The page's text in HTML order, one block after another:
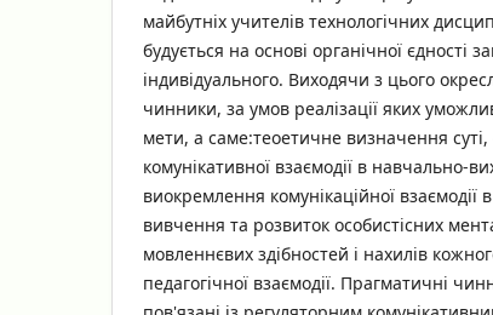
майбутніх учителів технологічних
будується на основі органічної єдності
індивідуального. Виходячи з цього
чинники, за умов реалізації яких
мети, а саме:теоетичне визначення суті,
комунікативної взаємодії в навчально-
виокремлення комунікаційної взаємодії
вивчення та розвиток особистісних
мовленнєвих здібностей і нахилів
педагогічної взаємодії. Прагматичні